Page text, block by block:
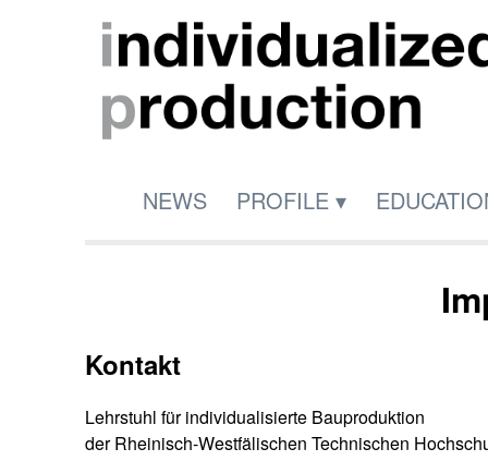
NEWS PROFILE ▾
Kontakt
Lehrstuhl für individualisierte Bauproduktion
der Rheinisch-Westfälischen Technischen